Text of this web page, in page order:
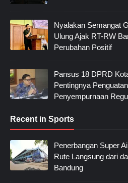
Nyalakan Semangat
Ulung Ajak RT-RW
Perubahan Positif
Pansus 18 DPRD
Pentingnya
Penyempurnaan
Recent in Sports
Penerbangan Super
Rute Langsung dari
Bandung